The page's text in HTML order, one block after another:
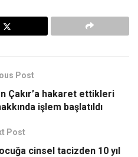
Post
Çakır’a hakaret ettikleri
işlem başlatıldı
Post
cinsel tacizden 10 yıl